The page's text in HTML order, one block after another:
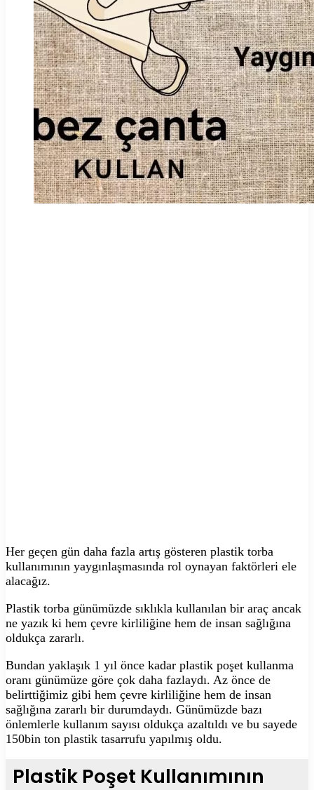
Her geçen gün daha fazla artış gösteren plastik torba
kullanımının yaygınlaşmasında rol oynayan faktörleri ele
alacağız.
Plastik torba günümüzde sıklıkla kullanılan bir araç ancak
ne yazık ki hem çevre kirliliğine hem de insan sağlığına
oldukça zararlı.
Bundan yaklaşık 1 yıl önce kadar plastik poşet kullanma
oranı günümüze göre çok daha fazlaydı. Az önce de
belirttiğimiz gibi hem çevre kirliliğine hem de insan
sağlığına zararlı bir durumdaydı. Günümüzde bazı
önlemlerle kullanım sayısı oldukça azaltıldı ve bu sayede
150bin ton plastik tasarrufu yapılmış oldu.
Plastik Poşet Kullanımının